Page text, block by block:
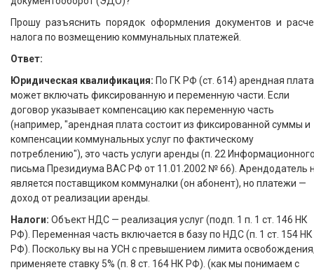
Прошу разъяснить порядок оформления документов и
налога по возмещению коммунальных платежей.
Ответ:
Юридическая квалификация: По ГК РФ (ст. 614) арендная плата
может включать фиксированную и переменную части. Если
договор указывает компенсацию как переменную часть
(например, "арендная плата состоит из фиксированной суммы и
компенсации коммунальных услуг по фактическому
потреблению"), это часть услуги аренды (п. 22
письма Президиума ВАС РФ от 11.01.2002 № 66). Арендодатель
является поставщиком коммуналки (он абонент), но платежи —
доход от реализации аренды.
Налоги: Объект НДС — реализация услуг (подп. 1 п. 1 ст. 146 НК
РФ). Переменная часть включается в базу по НДС (п. 1 ст. 154 НК
РФ). Поскольку вы на УСН с превышением лимита
применяете ставку 5% (п. 8 ст. 164 НК РФ). (как мы понимаем с